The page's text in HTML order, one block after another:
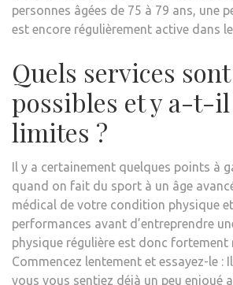
personnes âgées de 75 à 79 ans, une
est encore régulièrement active dans
Quels services sont
possibles et y a-t-il
limites ?
Il y a certainement quelques points à
quand on fait du sport à un âge
médical de votre condition physique
performances avant d’entreprendre
physique régulière est donc fortement
Commencez lentement et essayez-le :
vous vous sentiez déjà un peu enjoué